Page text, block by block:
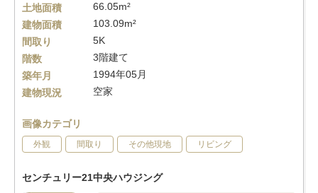
土地面積
66.05m²
建物面積
103.09m²
間取り
5K
階数
3階建て
築年月
1994年05月
建物現況
空家
画像カテゴリ
外観 間取り その他現地 リビング
センチュリー21中央ハウジング